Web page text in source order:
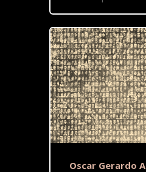
Oscar Gerardo